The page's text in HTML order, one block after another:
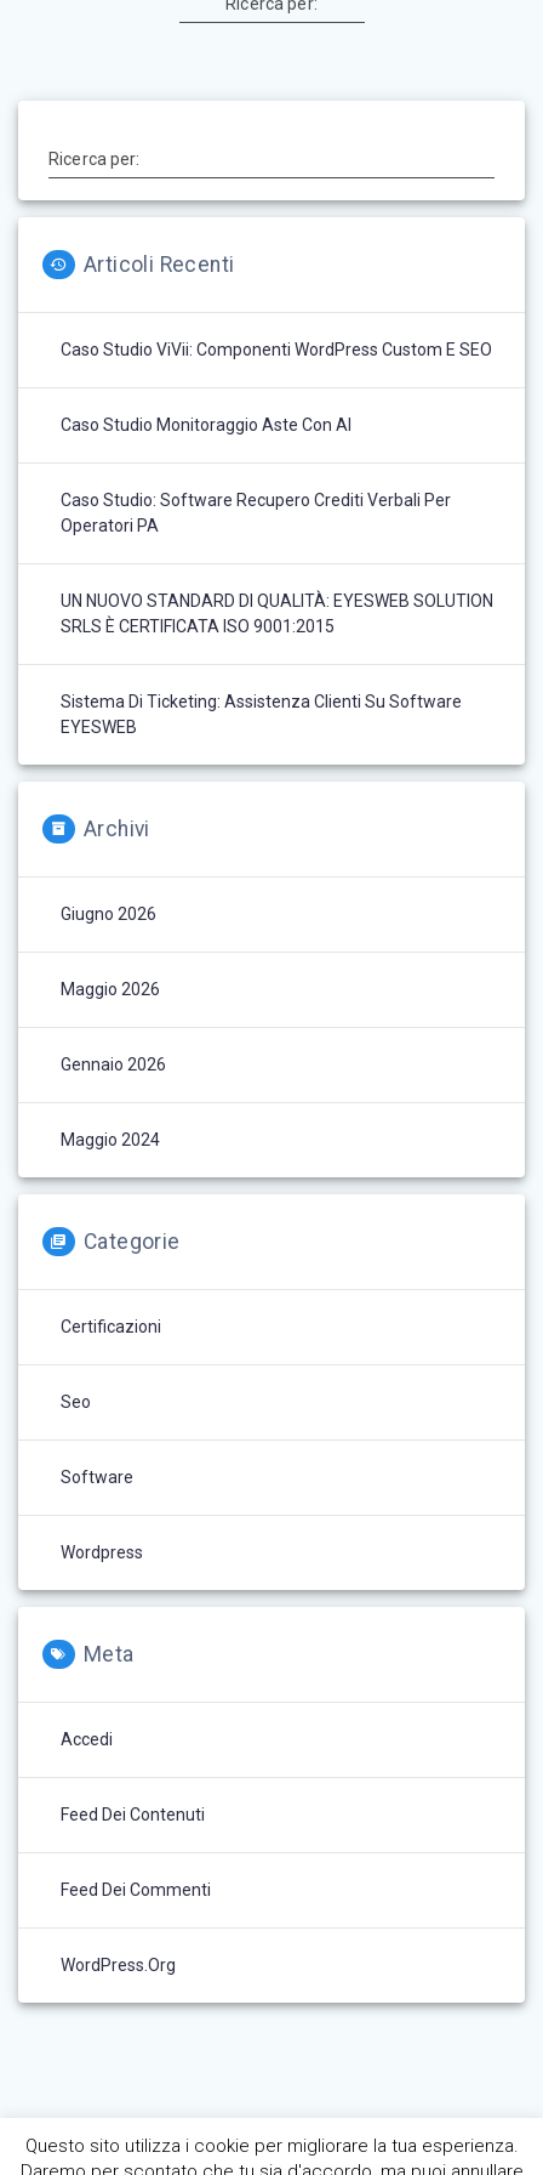
Ricerca per:
Articoli Recenti
Caso Studio ViVii: Componenti WordPress Custom E SEO
Caso Studio Monitoraggio Aste Con AI
Caso Studio: Software Recupero Crediti Verbali Per
Operatori PA
UN NUOVO STANDARD DI QUALITÀ: EYESWEB SOLUTION
SRLS È CERTIFICATA ISO 9001:2015
Sistema Di Ticketing: Assistenza Clienti Su Software
EYESWEB
Archivi
Giugno 2026
Maggio 2026
Gennaio 2026
Maggio 2024
Categorie
Certificazioni
Seo
Software
Wordpress
Meta
Accedi
Feed Dei Contenuti
Feed Dei Commenti
WordPress.org
Questo sito utilizza i cookie per migliorare la tua esperienza.